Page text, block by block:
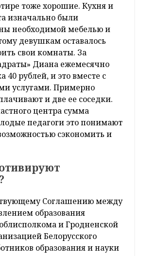
тоже хорошие. Кухня и
изначально были
необходимой мебелью и
девушкам оставалось
свои комнаты. За
Диана ежемесячно
40 рублей, и это вместе с
услугами. Примерно
и две ее соседки.
центра сумма
педагоги это понимают
сэкономить и
Соглашению между
образования
и Гродненской
Белорусского
образования и науки